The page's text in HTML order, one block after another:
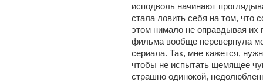
исподволь начинают
стала ловить себя на том, что
этом нимало не оправдывая их
фильма вообще перевернула
сериала. Так, мне кажется,
чтобы не испытать щемящее
страшно одинокой,